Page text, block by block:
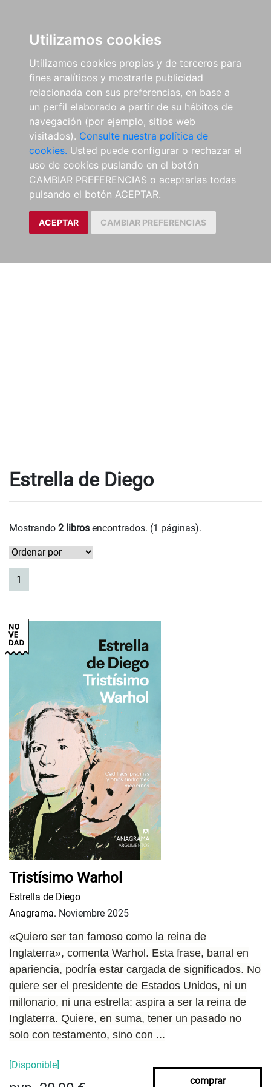
Utilizamos cookies
Utilizamos cookies propias y de terceros para
fines analíticos y mostrarle publicidad
relacionada con sus preferencias, en base a
un perfil elaborado a partir de su hábitos de
navegación (por ejemplo, sitios web
visitados). Consulte nuestra política de
cookies. Usted puede configurar o rechazar el
uso de cookies puslando en el botón
CAMBIAR PREFERENCIAS o aceptarlas todas
pulsando el botón ACEPTAR.
ACEPTAR CAMBIAR PREFERENCIAS
Estrella de Diego
Mostrando 2 libros encontrados. (1 páginas).
1
Tristísimo Warhol
Estrella de Diego
Anagrama. Noviembre 2025
«Quiero ser tan famoso como la reina de
Inglaterra», comenta Warhol. Esta frase, banal en
apariencia, podría estar cargada de significados. No
quiere ser el presidente de Estados Unidos, ni un
millonario, ni una estrella: aspira a ser la reina de
Inglaterra. Quiere, en suma, tener un pasado no
solo con testamento, sino con ...
[Disponible]
comprar